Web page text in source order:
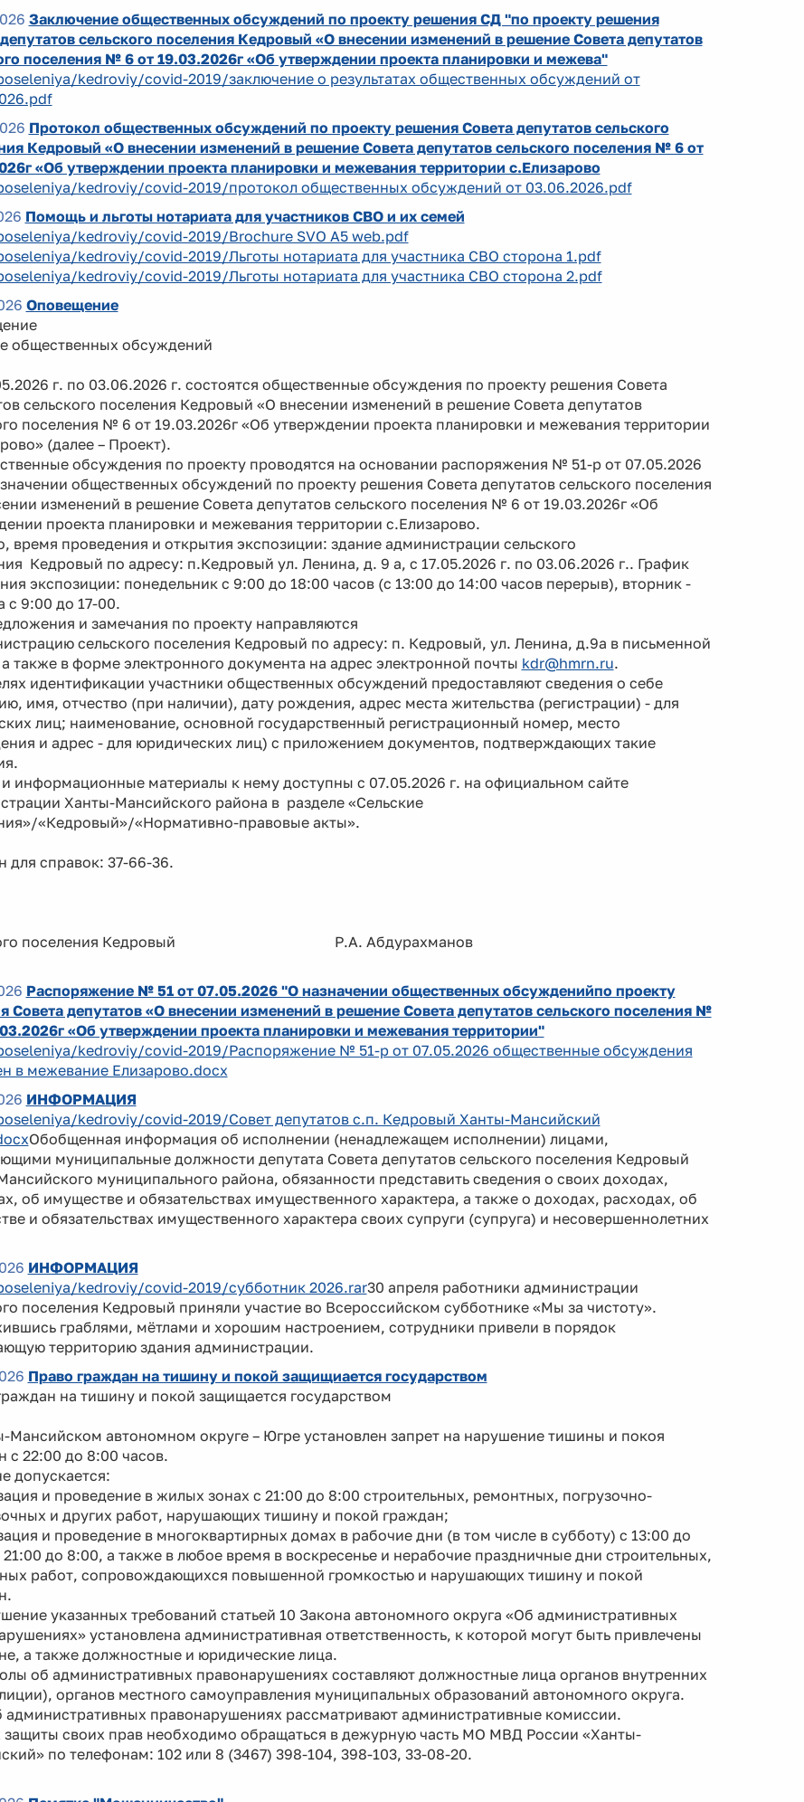
Заключение общественных обсуждений по проекту решения СД "по проекту решения
сельского поселения Кедровый «О внесении изменений в решение Совета депутатов
поселения № 6 от 19.03.2026г «Об утверждении проекта планировки и межева"
kedroviy/covid-2019/заключение о результатах общественных обсуждений от
Протокол общественных обсуждений по проекту решения Совета депутатов сельского
Кедровый «О внесении изменений в решение Совета депутатов сельского поселения № 6 от
«Об утверждении проекта планировки и межевания территории с.Елизарово
kedroviy/covid-2019/протокол общественных обсуждений от 03.06.2026.pdf
Помощь и льготы нотариата для участников СВО и их семей
kedroviy/covid-2019/Brochure SVO A5 web.pdf
kedroviy/covid-2019/Льготы нотариата для участника СВО сторона 1.pdf
kedroviy/covid-2019/Льготы нотариата для участника СВО сторона 2.pdf
Оповещение
общественных обсуждений
г. по 03.06.2026 г. состоятся общественные обсуждения по проекту решения Совета
сельского поселения Кедровый «О внесении изменений в решение Совета депутатов
поселения № 6 от 19.03.2026г «Об утверждении проекта планировки и межевания территории
(далее – Проект).
обсуждения по проекту проводятся на основании распоряжения № 51-р от 07.05.2026
общественных обсуждений по проекту решения Совета депутатов сельского поселения
изменений в решение Совета депутатов сельского поселения № 6 от 19.03.2026г «Об
проекта планировки и межевания территории с.Елизарово.
время проведения и открытия экспозиции: здание администрации сельского
Кедровый по адресу: п.Кедровый ул. Ленина, д. 9 а, с 17.05.2026 г. по 03.06.2026 г.. График
экспозиции: понедельник с 9:00 до 18:00 часов (с 13:00 до 14:00 часов перерыв), вторник -
с 9:00 до 17-00.
и замечания по проекту направляются
сельского поселения Кедровый по адресу: п. Кедровый, ул. Ленина, д.9а в письменной
также в форме электронного документа на адрес электронной почты kdr@hmrn.ru.
идентификации участники общественных обсуждений предоставляют сведения о себе
имя, отчество (при наличии), дату рождения, адрес места жительства (регистрации) - для
лиц; наименование, основной государственный регистрационный номер, место
и адрес - для юридических лиц) с приложением документов, подтверждающих такие
информационные материалы к нему доступны с 07.05.2026 г. на официальном сайте
Ханты-Мансийского района в разделе «Сельские
«Кедровый»/«Нормативно-правовые акты».
для справок: 37-66-36.
поселения Кедровый Р.А. Абдурахманов
Распоряжение № 51 от 07.05.2026 "О назначении общественных обсужденийпо проекту
Совета депутатов «О внесении изменений в решение Совета депутатов сельского поселения №
«Об утверждении проекта планировки и межевания территории"
kedroviy/covid-2019/Распоряжение № 51-р от 07.05.2026 общественные обсуждения
в межевание Елизарово.docx
ИНФОРМАЦИЯ
kedroviy/covid-2019/Совет депутатов с.п. Кедровый Ханты-Мансийский
Обобщенная информация об исполнении (ненадлежащем исполнении) лицами,
муниципальные должности депутата Совета депутатов сельского поселения Кедровый
муниципального района, обязанности представить сведения о своих доходах,
об имуществе и обязательствах имущественного характера, а также о доходах, расходах, об
и обязательствах имущественного характера своих супруги (супруга) и несовершеннолетних
ИНФОРМАЦИЯ
kedroviy/covid-2019/субботник 2026.rar30 апреля работники администрации
поселения Кедровый приняли участие во Всероссийском субботнике «Мы за чистоту».
граблями, мётлами и хорошим настроением, сотрудники привели в порядок
территорию здания администрации.
Право граждан на тишину и покой защищиается государством
на тишину и покой защищается государством
Мансийском автономном округе – Югре установлен запрет на нарушение тишины и покоя
с 22:00 до 8:00 часов.
допускается:
и проведение в жилых зонах с 21:00 до 8:00 строительных, ремонтных, погрузочно-
и других работ, нарушающих тишину и покой граждан;
и проведение в многоквартирных домах в рабочие дни (в том числе в субботу) с 13:00 до
21:00 до 8:00, а также в любое время в воскресенье и нерабочие праздничные дни строительных,
работ, сопровождающихся повышенной громкостью и нарушающих тишину и покой
указанных требований статьей 10 Закона автономного округа «Об административных
установлена административная ответственность, к которой могут быть привлечены
а также должностные и юридические лица.
об административных правонарушениях составляют должностные лица органов внутренних
органов местного самоуправления муниципальных образований автономного округа.
административных правонарушениях рассматривают административные комиссии.
защиты своих прав необходимо обращаться в дежурную часть МО МВД России «Ханты-
по телефонам: 102 или 8 (3467) 398-104, 398-103, 33-08-20.